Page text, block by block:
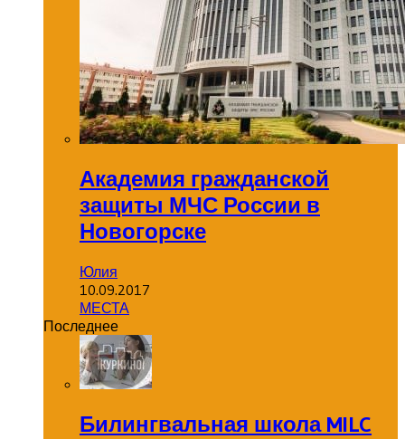
Академия гражданской
защиты МЧС России в
Новогорске
Юлия
10.09.2017
МЕСТА
Последнее
Билингвальная школа MILC